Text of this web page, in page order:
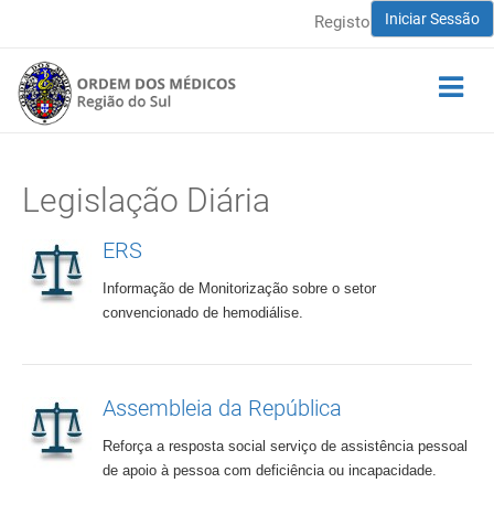
Iniciar Sessão
Registo
Legislação Diária
ERS
Informação de Monitorização sobre o setor
convencionado de hemodiálise.
Assembleia da República
Reforça a resposta social serviço de assistência pessoal
de apoio à pessoa com deficiência ou incapacidade.